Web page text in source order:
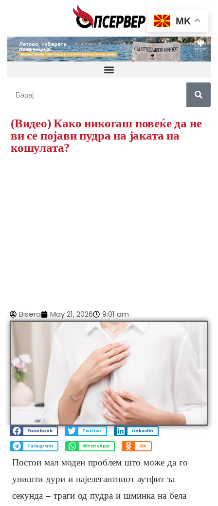
(Видео) Како никогаш повеќе да не
ви се појави пудра на јаката на
кошулата?
Bisera May 21, 2026 9:01 am
Facebook Twitter LinkedIn
Telegram WhatsApp OK
Постои мал моден проблем што може да го
уништи дури и најелегантниот аутфит за
секунда – траги од пудра и шминка на бела
MK